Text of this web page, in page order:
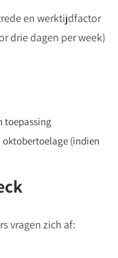
en werktijdfactor
drie dagen per week)
toepassing
(indien
vragen zich af: